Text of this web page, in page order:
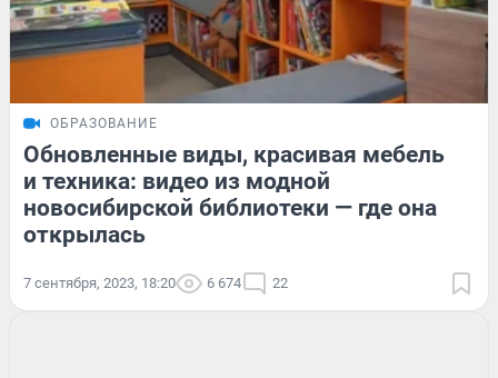
ОБРАЗОВАНИЕ
Обновленные виды, красивая мебель
и техника: видео из модной
новосибирской библиотеки — где она
открылась
7 сентября, 2023, 18:20 6 674 22